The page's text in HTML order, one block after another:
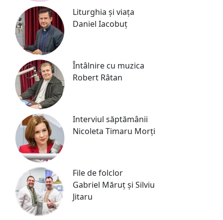
Liturghia și viața
Daniel Iacobuț
Întâlnire cu muzica
Robert Râtan
Interviul săptămânii
Nicoleta Timaru Morți
File de folclor
Gabriel Măruț și Silviu
Jitaru